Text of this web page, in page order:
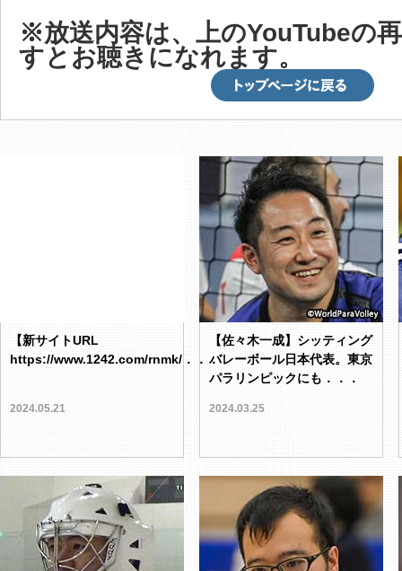
※放送内容は、上のYouTubeの
すとお聴きになれます。
【新サイトURL
https://www.1242.com/rnmk/．．．
2024.05.21
【佐々木一成】シッティング
バレーボール日本代表。東京
パラリンピックにも．．．
2024.03.25